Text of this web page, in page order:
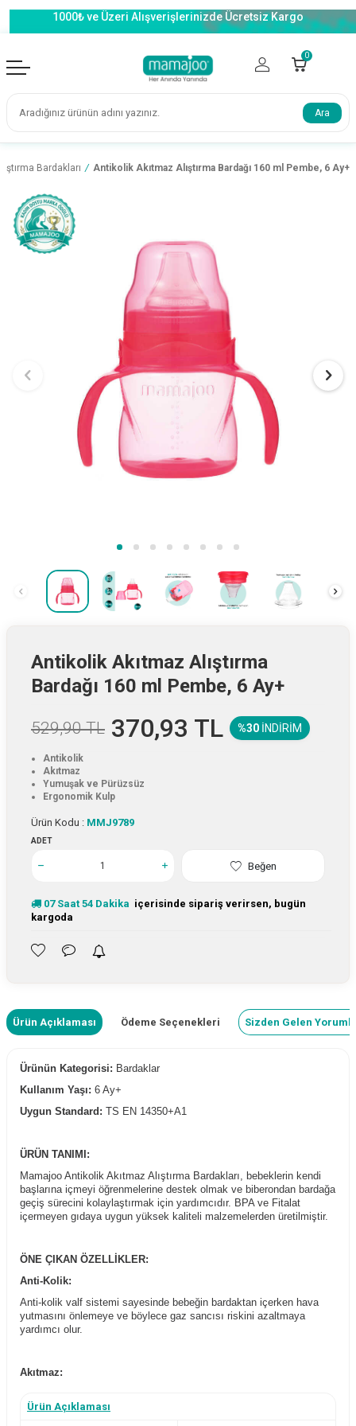
1000₺ ve Üzeri Alışverişlerinizde Ücretsiz Kargo
0
Ara
Bardakları / Antikolik Akıtmaz Alıştırma Bardağı 160 ml Pembe, 6 Ay+
Antikolik Akıtmaz Alıştırma
Bardağı 160 ml Pembe, 6 Ay+
529,90TL 370,93 TL %30 İNDIRIM
Antikolik
Akıtmaz
Yumuşak ve Pürüzsüz
Ergonomik Kulp
Ürün Kodu : MMJ9789
ADET
Beğen
07Saat 54 Dakika içerisinde sipariş verirsen, bugün
kargoda
Ürün Açıklaması Ödeme Seçenekleri Sizden Gelen
Ürünün Kategorisi: Bardaklar
Kullanım Yaşı: 6 Ay+
Uygun Standard: TS EN 14350+A1
ÜRÜN TANIMI:
Mamajoo Antikolik Akıtmaz Alıştırma Bardakları, bebeklerin kendi
başlarına içmeyi öğrenmelerine destek olmak ve biberondan bardağa
geçiş sürecini kolaylaştırmak için yardımcıdır. BPA ve Fitalat
içermeyen gıdaya uygun yüksek kaliteli malzemelerden üretilmiştir.
ÖNE ÇIKAN ÖZELLİKLER:
Anti-Kolik:
Anti-kolik valf sistemi sayesinde bebeğin bardaktan içerken hava
yutmasını önlemeye ve böylece gaz sancısı riskini azaltmaya
yardımcı olur.
Akıtmaz:
durduğunda bile akıtmaz ve sızdırmaz.
Ürün Açıklaması